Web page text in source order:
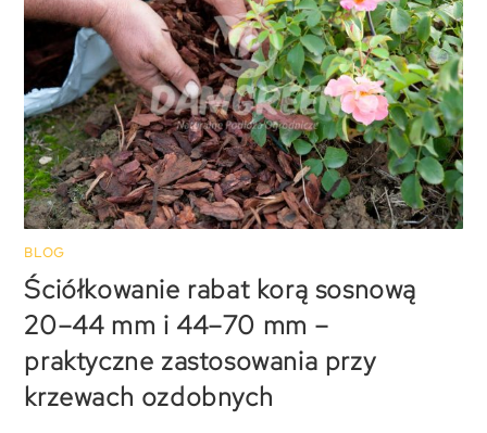
BLOG
Ściółkowanie rabat korą sosnową
20–44 mm i 44–70 mm –
praktyczne zastosowania przy
krzewach ozdobnych